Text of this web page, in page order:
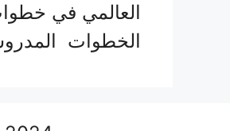
العالمي في
الخطوات